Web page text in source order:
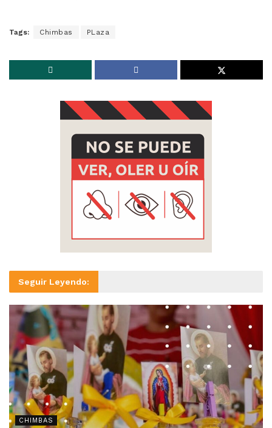
Tags: Chimbas PLaza
Seguir Leyendo:
CHIMBAS